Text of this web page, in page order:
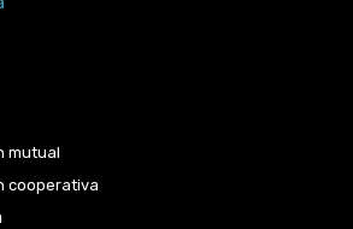
mutual
cooperativa